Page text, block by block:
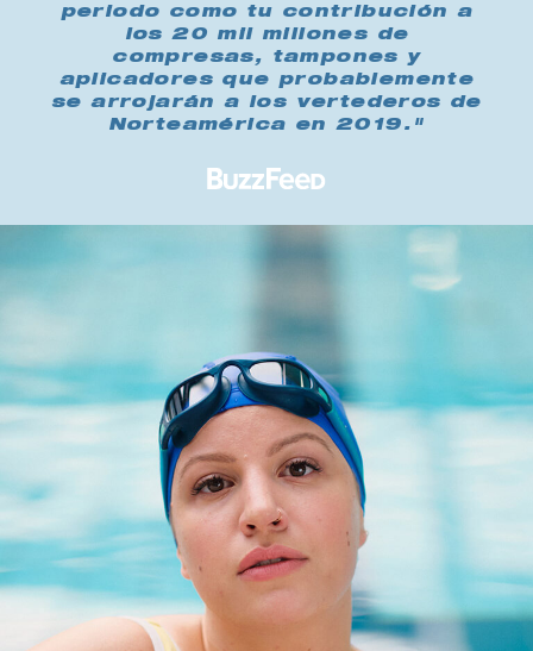
periodo como tu contribución a
los 20 mil millones de
compresas, tampones y
aplicadores que probablemente
se arrojarán a los vertederos de
Norteamérica en 2019."